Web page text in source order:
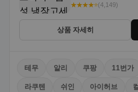
★★★★⭐(4,149)
상품 자세히
테무 알리 쿠팡 11번가
라쿠텐 쉬인 아이허브